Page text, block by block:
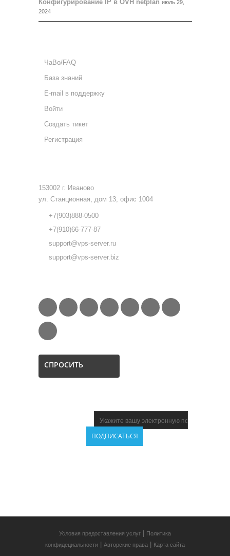
Конфигурирование IP в OVH netplan июль 29,
2024
ЧаВо/FAQ
База знаний
E-mail в поддержку
Войти
Создать тикет
Регистрация
153002 г. Иваново
ул. Станционная, дом 13, офис 1004
+7(903)888-0500
+7(910)66-777-87
support@vps-server.ru
support@vps-server.biz
СПРОСИТЬ
Условия предоставления услуг
Политика
конфидециальности
Авторские права Карта сайта